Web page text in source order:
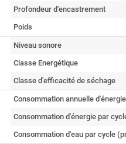
Profondeur d'encastrement
Poids
Niveau sonore
Classe Energétique
Classe d'efficacité de séchage
Consommation annuelle d'énergie
Consommation d'énergie par
Consommation d'eau par cycle